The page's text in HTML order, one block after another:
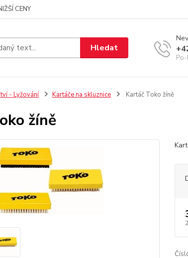
CENY
Hledat
- Lyžování Kartáče na skluznice Kartáč Toko žíně
žíně